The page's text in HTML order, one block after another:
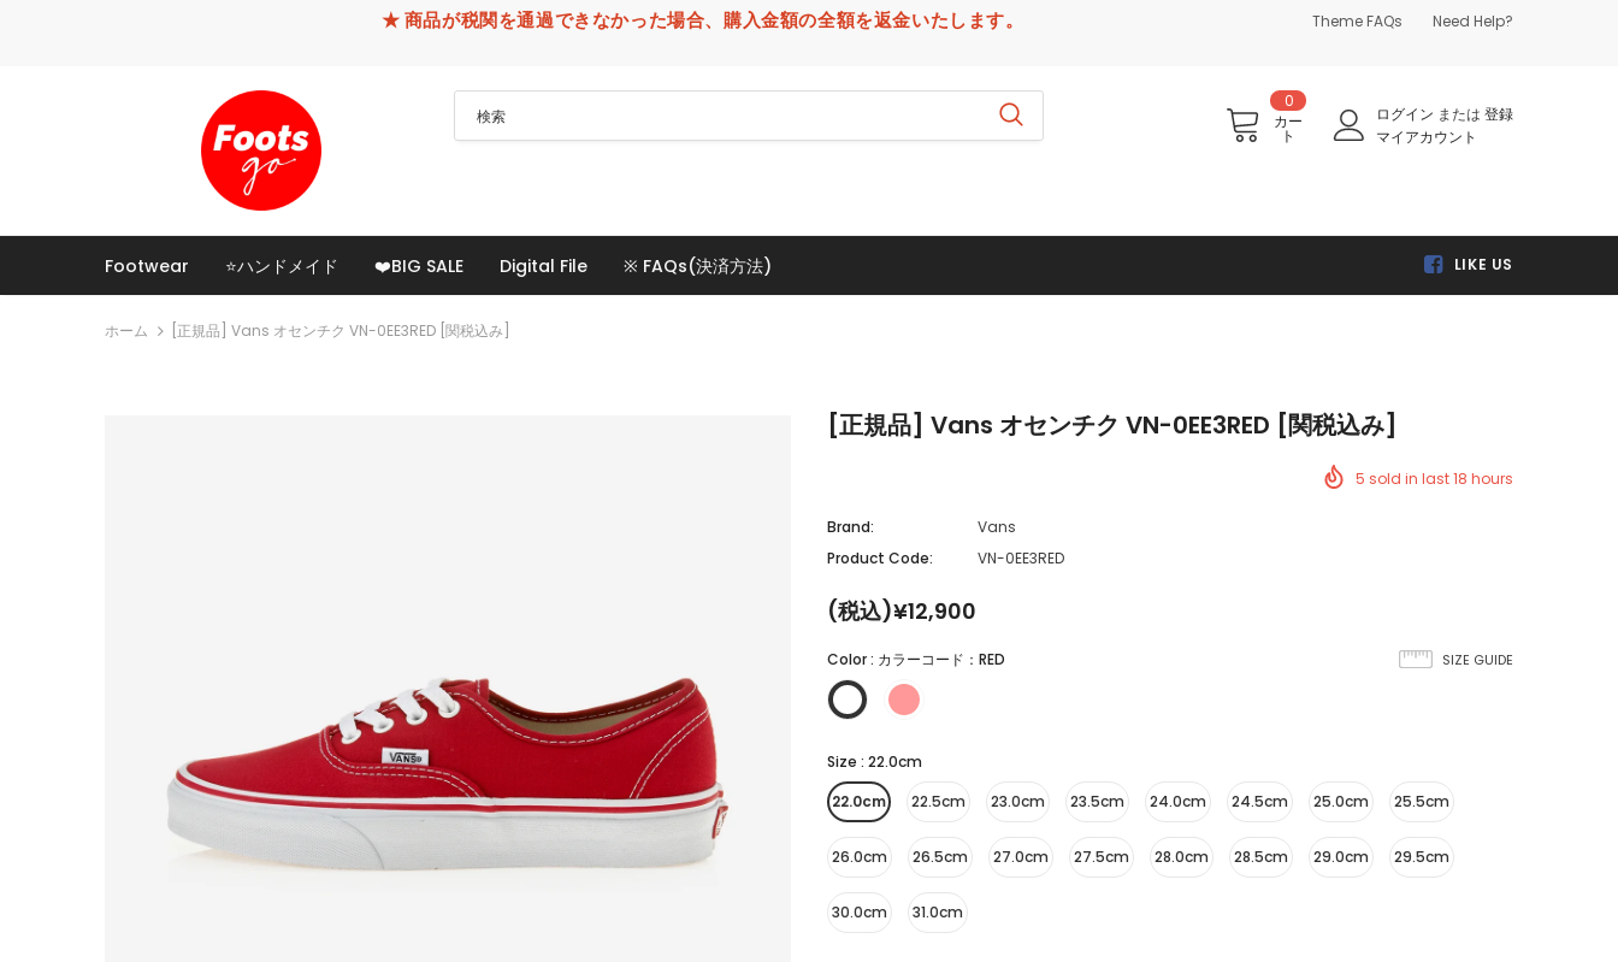
★ 商品が税関を通過できなかった場合、購入金額の全額を返金いたします。 Theme FAQs Need Help?
0
カー
ト
ログイン または 登録
マイアカウント
Footwear ⭐ハンドメイド ❤️BIG SALE Digital File ※ FAQs(決済方法) LIKE US
ホーム [正規品] Vans オセンチク VN-0EE3RED [関税込み]
[正規品] Vans オセンチク VN-0EE3RED [関税込み]
5 sold in last18 hours
Brand:
Vans
Product Code:
VN-0EE3RED
(税込)¥12,900
SIZE GUIDE
Color: カラーコード：RED
Size : 22.0cm
22.0cm
22.5cm 23.0cm 23.5cm 24.0cm 24.5cm 25.0cm 25.5cm
26.0cm 26.5cm 27.0cm 27.5cm 28.0cm 28.5cm 29.0cm 29.5cm
30.0cm 31.0cm